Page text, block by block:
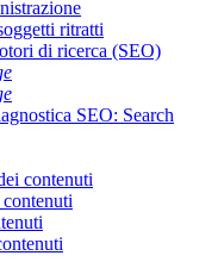
ritratti
di ricerca (SEO)
SEO: Search
contenuti